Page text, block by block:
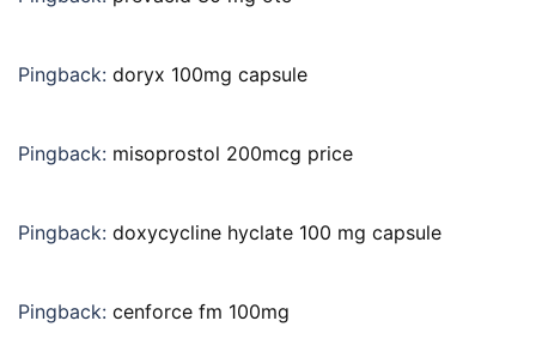
Pingback: doryx 100mg capsule
Pingback: misoprostol 200mcg price
Pingback: doxycycline hyclate 100 mg capsule
Pingback: cenforce fm 100mg